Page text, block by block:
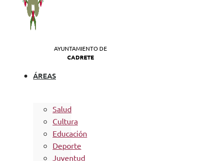
AYUNTAMIENTO DE
CADRETE
ÁREAS
Salud
Cultura
Educación
Deporte
Juventud